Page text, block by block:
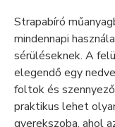
Strapabíró
mindennapi
sérüléseknek. A
elegendő egy
foltok és
praktikus lehet
gyerekszoba, ahol